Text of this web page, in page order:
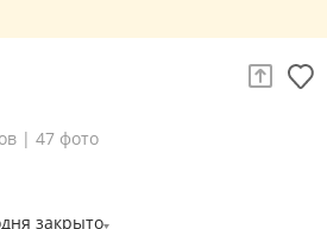
| 47 фото
закрыто